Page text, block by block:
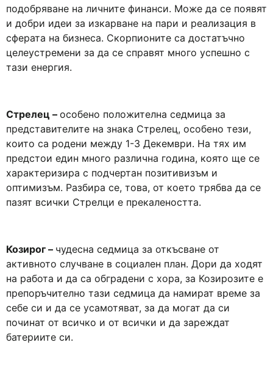
подобряване на личните финанси. Може да се появят
и добри идеи за изкарване на пари и реализация в
сферата на бизнеса. Скорпионите са достатъчно
целеустремени за да се справят много успешно с
тази енергия.
Стрелец – особено положителна седмица за
представителите на знака Стрелец, особено тези,
които са родени между 1-3 Декември. На тях им
предстои един много различна година, която ще се
характеризира с подчертан позитивизъм и
оптимизъм. Разбира се, това, от което трябва да се
пазят всички Стрелци е прекалеността.
Козирог – чудесна седмица за откъсване от
активното случване в социален план. Дори да ходят
на работа и да са обградени с хора, за Козирозите е
препоръчително тази седмица да намират време за
себе си и да се усамотяват, за да могат да си
починат от всичко и от всички и да зареждат
батериите си.